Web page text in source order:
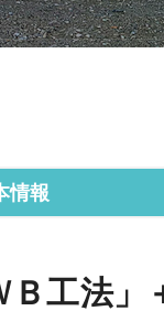
情報
工法」